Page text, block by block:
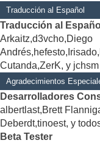
Traducción al Español
Traducción al
Arkaitz,d3vcho,Diego
Cutanda,ZerK, y jchsm
Agradecimientos
Desarrolladores
albertlast,Brett
Deberdt,tinoest, y
Beta Tester